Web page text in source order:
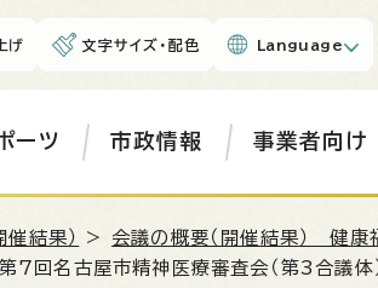
げ 文字サイズ・配色 Language
ーツ 市政情報 事業者向け
催結果） > 会議の概要（開催結果） 健康
7回名古屋市精神医療審査会（第3合議体）